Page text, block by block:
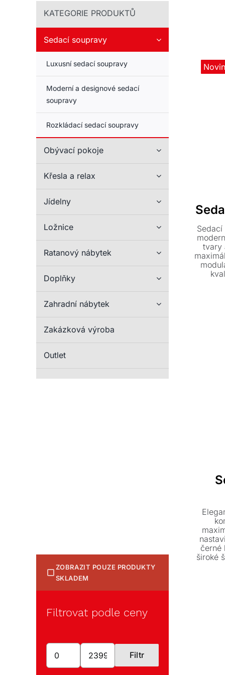
KATEGORIE PRODUKTŮ
Sedací soupravy
Luxusní sedací soupravy
Moderní a designové sedací
soupravy
Rozkládací sedací soupravy
Obývací pokoje
Křesla a relax
Jídelny
Ložnice
Ratanový nábytek
Doplňky
Zahradní nábytek
Zakázková výroba
Outlet
ZOBRAZIT POUZE PRODUKTY
SKLADEM
Filtrovat podle ceny
Minimální
Maximální
Filtr
tvary
si
černé
široké